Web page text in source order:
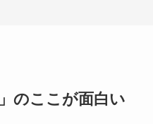
のここが面白い